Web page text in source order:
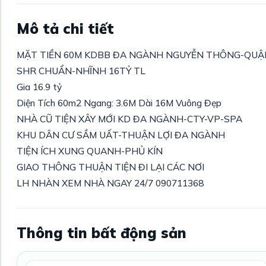
Mô tả chi tiết
MẶT TIỀN 60M KDBB ĐA NGÀNH NGUYỄN THÔNG-
SHR CHUẨN-NHĨNH 16TỶ TL
Gia 16.9 tỷ
Diện Tích 60m2 Ngang: 3.6M Dài 16M Vuông Đẹp
NHÀ CŨ TIỆN XÂY MỚI KD ĐA NGÀNH-CTY-VP-SPA
KHU DÂN CƯ SẦM UẤT-THUẬN LỢI ĐA NGÀNH
TIỆN ÍCH XUNG QUANH-PHỦ KÍN
GIAO THÔNG THUẬN TIỆN ĐI LẠI CÁC NƠI
LH NHÀN XEM NHÀ NGAY 24/7 090711368
Thông tin bất động sản